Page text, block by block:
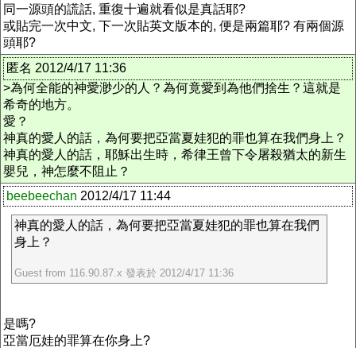
同一源頭的謊話, 重復十遍就看似是真話耶?
或貼完一次中文, 下一次貼英文版本的, 便是兩篇耶? 有兩個源
頭耶?
匿名 2012/4/17 11:36
>為何全能的神愛渺少的人？為何竟愛到為他們捨生？這就是
希奇的地方。
愛？
神真的愛人的話，為何要把亞當夏娃犯的罪也算在我們身上？
神真的愛人的話，耶穌出生時，希律王曾下令屠殺猶太的新生
嬰兒，神怎麼不阻止？
beebeechan 2012/4/17 11:44
神真的愛人的話，為何要把亞當夏娃犯的罪也算在我們
身上？
Guest from 116.90.87.x 發表於 2012/4/17 11:36
是嗎?
亞當厄娃的罪算在你身上?